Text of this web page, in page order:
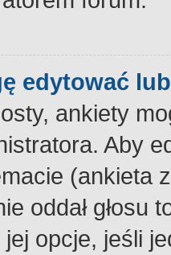
edytować
ankiety
Aby
(ankieta
oddał głosu
opcje, jeśli